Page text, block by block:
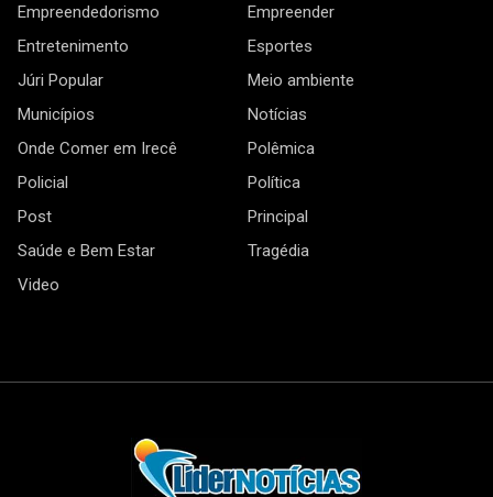
Empreendedorismo
Empreender
Entretenimento
Esportes
Júri Popular
Meio ambiente
Municípios
Notícias
Onde Comer em Irecê
Polêmica
Policial
Política
Post
Principal
Saúde e Bem Estar
Tragédia
Video